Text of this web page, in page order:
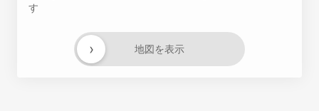
す
地図を表示
›